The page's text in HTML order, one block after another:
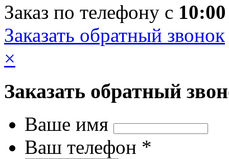
Заказ по телефону с 10:00
Заказать обратный звонок
×
Заказать обратный
Ваше имя
Ваш телефон *